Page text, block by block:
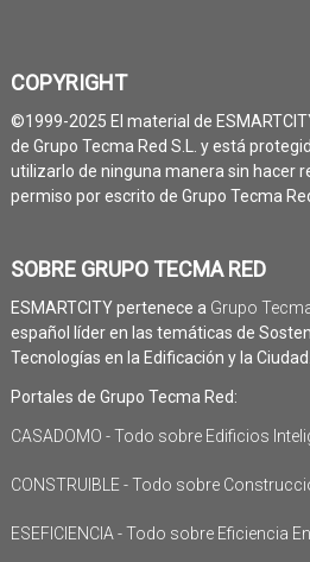
COPYRIGHT
©1999-2025 El material de
de Grupo Tecma Red S.L. y está
utilizarlo de ninguna manera sin hacer
permiso por escrito de Grupo Tecma Red
SOBRE GRUPO TECMA RED
ESMARTCITY pertenece a Grupo
español líder en las temáticas de
Tecnologías en la Edificación y la Ciudad.
Portales de Grupo Tecma Red:
CASADOMO - Todo sobre Edificios
CONSTRUIBLE - Todo sobre
ESEFICIENCIA - Todo sobre Eficiencia